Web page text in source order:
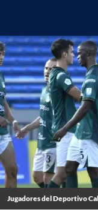
Jugadores del Deportivo